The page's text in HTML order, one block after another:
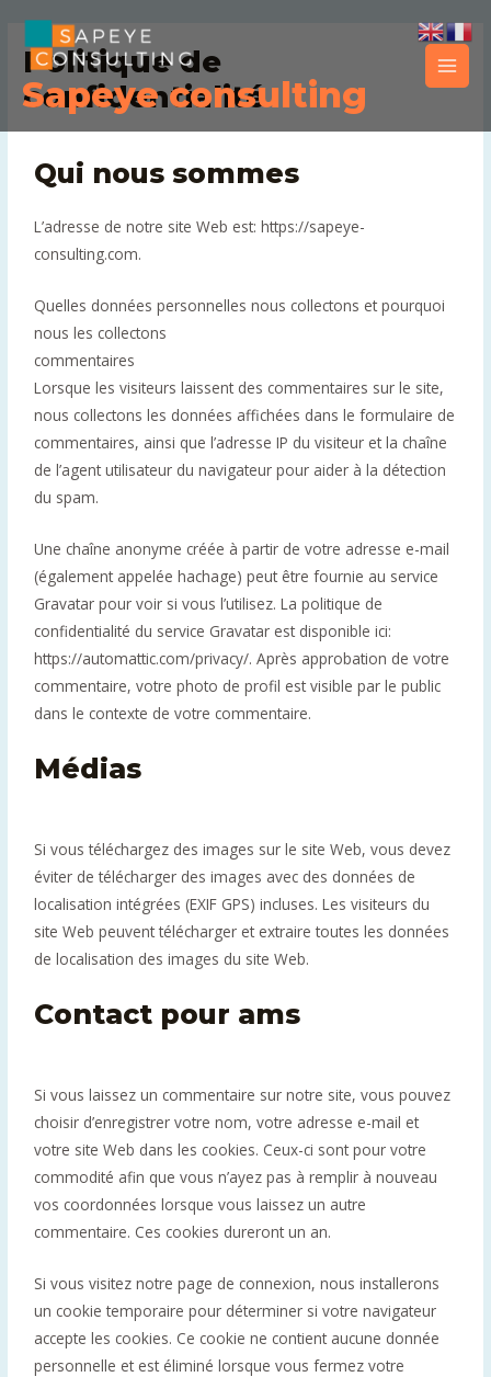
contenu
Sapeye consulting
Main
Politique de
confidentialité
Qui nous sommes
L’adresse de notre site Web est: https://sapeye-
consulting.com.
Quelles données personnelles nous collectons et pourquoi
nous les collectons
commentaires
Lorsque les visiteurs laissent des commentaires sur le site,
nous collectons les données affichées dans le formulaire de
commentaires, ainsi que l’adresse IP du visiteur et la chaîne
de l’agent utilisateur du navigateur pour aider à la détection
du spam.
Une chaîne anonyme créée à partir de votre adresse e-mail
(également appelée hachage) peut être fournie au service
Gravatar pour voir si vous l’utilisez. La politique de
confidentialité du service Gravatar est disponible ici:
https://automattic.com/privacy/. Après approbation de votre
commentaire, votre photo de profil est visible par le public
dans le contexte de votre commentaire.
Médias
Si vous téléchargez des images sur le site Web, vous devez
éviter de télécharger des images avec des données de
localisation intégrées (EXIF GPS) incluses. Les visiteurs du
site Web peuvent télécharger et extraire toutes les données
de localisation des images du site Web.
Contact pour ams
Si vous laissez un commentaire sur notre site, vous pouvez
choisir d’enregistrer votre nom, votre adresse e-mail et
votre site Web dans les cookies. Ceux-ci sont pour votre
commodité afin que vous n’ayez pas à remplir à nouveau
vos coordonnées lorsque vous laissez un autre
commentaire. Ces cookies dureront un an.
Si vous visitez notre page de connexion, nous installerons
un cookie temporaire pour déterminer si votre navigateur
accepte les cookies. Ce cookie ne contient aucune donnée
personnelle et est éliminé lorsque vous fermez votre